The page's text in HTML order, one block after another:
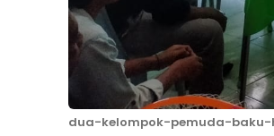
dua-kelompok-pemuda-